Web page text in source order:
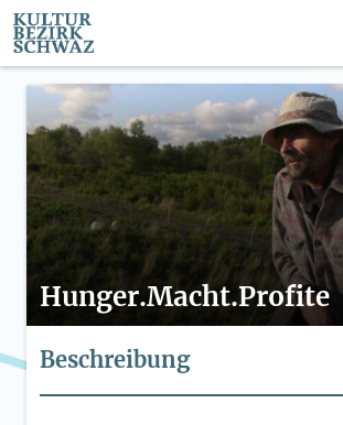
Hunger.Macht.Profite
Beschreibung